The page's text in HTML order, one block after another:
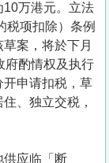
万港元。立法
税项扣除）条例
案，将於下月
府酌情权及执行
申请扣税，草
、独立交税，
供应临「断